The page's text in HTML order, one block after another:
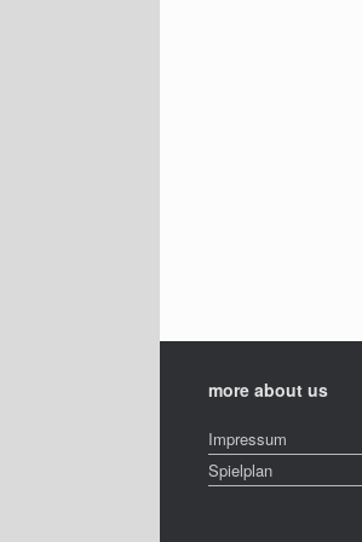
more about us
Impressum
Spielplan